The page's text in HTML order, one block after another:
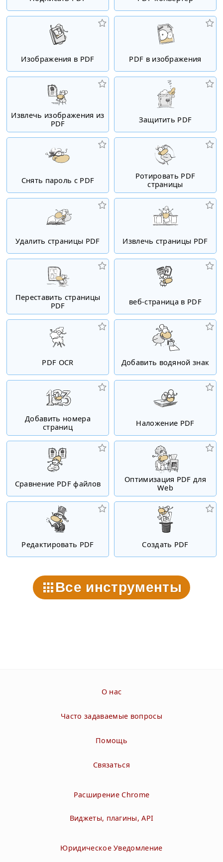
Изображения в PDF PDF в изображения
Извлечь изображения из
PDF
Защитить PDF
Снять пароль с PDF
Ротировать PDF
страницы
Удалить страницы PDF Извлечь страницы PDF
Переставить страницы
PDF
веб-страница в PDF
PDF OCR Добавить водяной знак
Добавить номера
страниц
Наложение PDF
Сравнение PDF файлов
Оптимизация PDF для
Web
Редактировать PDF Создать PDF
Все инструменты
О нас
Часто задаваемые вопросы
Помощь
Связаться
Расширение Chrome
Виджеты, плагины, API
Юридическое Уведомление